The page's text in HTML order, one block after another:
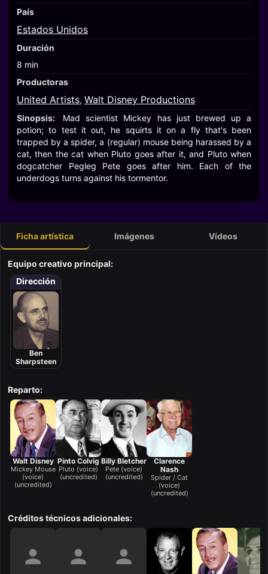
País
Estados Unidos
Duración
8 min
Productoras
United Artists, Walt Disney Productions
Sinopsis:
Mad scientist Mickey has just brewed up a
potion; to test it out, he squirts it on a fly that's been
trapped by a spider, a (regular) mouse being harassed by a
cat, then the cat when Pluto goes after it, and Pluto when
dogcatcher Pegleg Pete goes after him. Each of the
underdogs turns against his tormentor.
Ficha artística Imágenes Vídeos
Equipo creativo principal:
Dirección
Ben
Sharpsteen
Reparto:
Walt Disney
Mickey Mouse
(voice)
(uncredited)
Pinto Colvig
Pluto (voice)
(uncredited)
Billy Bletcher
Pete (voice)
(uncredited)
Clarence
Nash
Spider / Cat
(voice)
(uncredited)
Créditos técnicos adicionales: